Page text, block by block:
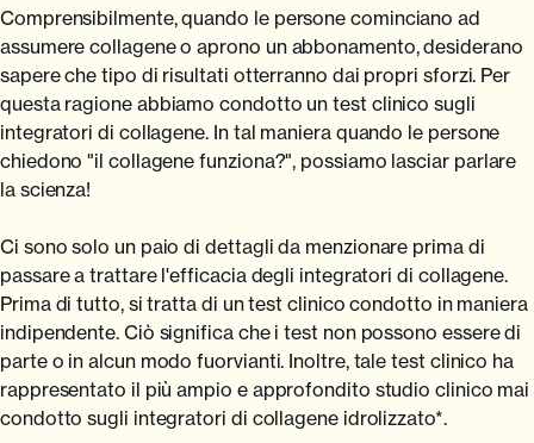
Comprensibilmente, quando le persone cominciano ad
assumere collagene o aprono un abbonamento, desiderano
sapere che tipo di risultati otterranno dai propri sforzi. Per
questa ragione abbiamo condotto un test clinico sugli
integratori di collagene. In tal maniera quando le persone
chiedono "il collagene funziona?", possiamo lasciar parlare
la scienza!
Ci sono solo un paio di dettagli da menzionare prima di
passare a trattare l'efficacia degli integratori di collagene.
Prima di tutto, si tratta di un test clinico condotto in maniera
indipendente. Ciò significa che i test non possono essere di
parte o in alcun modo fuorvianti. Inoltre, tale test clinico ha
rappresentato il più ampio e approfondito studio clinico mai
condotto sugli integratori di collagene idrolizzato*.